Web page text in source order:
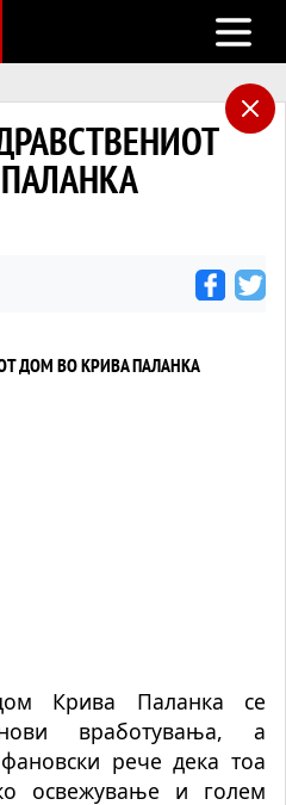
Open
Крива Паланка се
вработувања, а
рече дека тоа
освежување и голем